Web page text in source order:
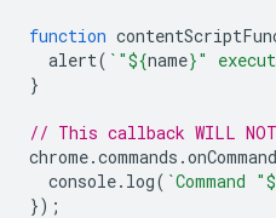
function
alert( `"${name}"
}
// This callback WILL
chrome.commands .onCommand
console. log( `Command "
});